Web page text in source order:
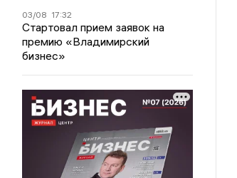
03/08 17:32
Стартовал прием заявок на
премию «Владимирский
бизнес»